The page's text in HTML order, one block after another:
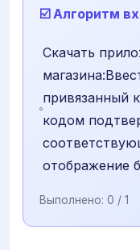
☑️ Алгоритм
Скачать
привязанный
кодом
отображение
Выполнено: 0 / 1